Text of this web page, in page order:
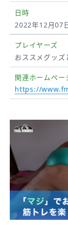
日時
2022年12月07
プレイヤーズ
おススメグッ
関連ホームペー
https://